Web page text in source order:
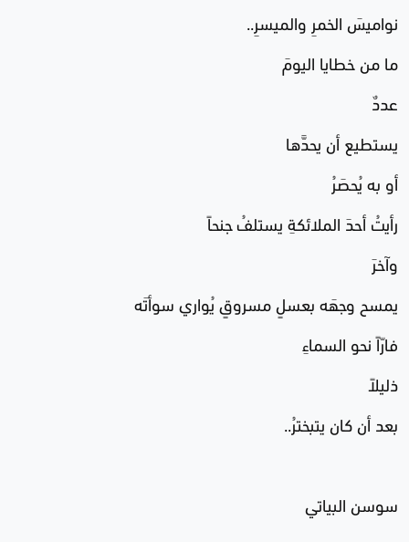
نواميسَ الخمرِ والميسرِ..
ما من خطايا اليومَ
عددٌ
يستطيع أن يحدَّها
أو به يُحصَرُ
رأيتُ أحدَ الملائكةِ يستلفُ جنحاً
وآخرَ
يمسح وجهَه بعسلٍ مسروقٍ يُواري سوأتَه
فارّاً نحو السماءِ
ذليلاً
بعد أن كان يتبخترُ..
سوسن البياتي